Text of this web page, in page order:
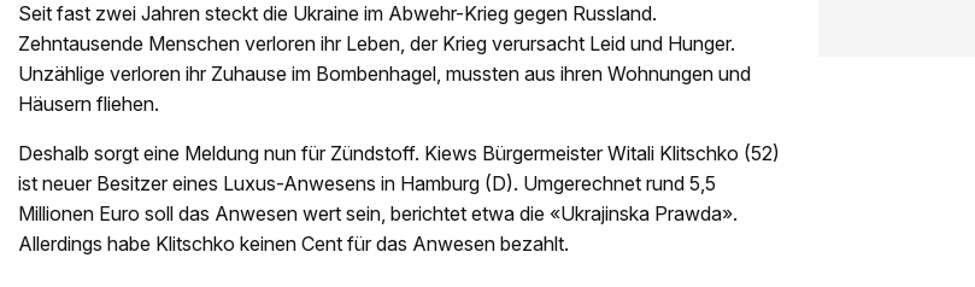
Seit fast zwei Jahren steckt die Ukraine im Abwehr-Krieg gegen Russland.
Zehntausende Menschen verloren ihr Leben, der Krieg verursacht Leid und Hunger.
Unzählige verloren ihr Zuhause im Bombenhagel, mussten aus ihren Wohnungen und
Häusern fliehen.
Deshalb sorgt eine Meldung nun für Zündstoff. Kiews Bürgermeister Witali Klitschko (52)
ist neuer Besitzer eines Luxus-Anwesens in Hamburg (D). Umgerechnet rund 5,5
Millionen Euro soll das Anwesen wert sein, berichtet etwa die «Ukrajinska Prawda».
Allerdings habe Klitschko keinen Cent für das Anwesen bezahlt.